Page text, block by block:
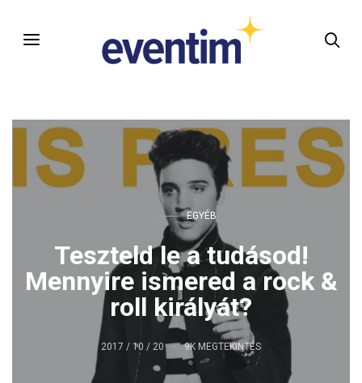
EGYÉB
Teszteld le a tudásod!
Mennyire ismered a rock &
roll királyát?
2017 / 10 / 20 9K MEGTEKINTÉS